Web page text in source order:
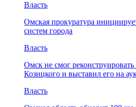
Власть
Омская прокуратура
систем города
Власть
Омск не смог
Козицкого и выставил его на
Власть